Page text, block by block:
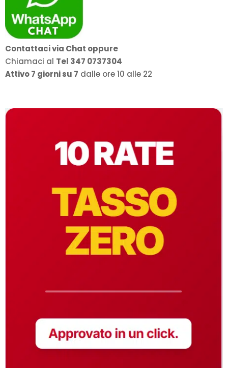
Contattaci via Chat oppure
Chiamaci al Tel 347 0737304
Attivo 7 giorni su 7 dalle ore 10 alle 22